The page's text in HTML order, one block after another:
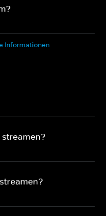
Informationen
streamen?